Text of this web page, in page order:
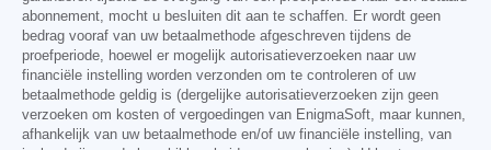
abonnement, mocht u besluiten dit aan te schaffen. Er wordt geen
bedrag vooraf van uw betaalmethode afgeschreven tijdens de
proefperiode, hoewel er mogelijk autorisatieverzoeken naar uw
financiële instelling worden verzonden om te controleren of uw
betaalmethode geldig is (dergelijke autorisatieverzoeken zijn geen
verzoeken om kosten of vergoedingen van EnigmaSoft, maar kunnen,
afhankelijk van uw betaalmethode en/of uw financiële instelling, van